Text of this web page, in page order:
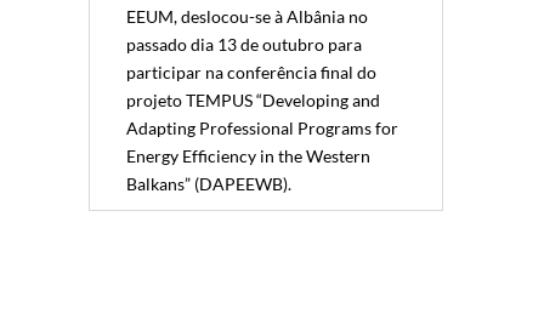
EEUM, deslocou-se à Albânia no
passado dia 13 de outubro para
participar na conferência final do
projeto TEMPUS “Developing and
Adapting Professional Programs for
Energy Efficiency in the Western
Balkans” (DAPEEWB).